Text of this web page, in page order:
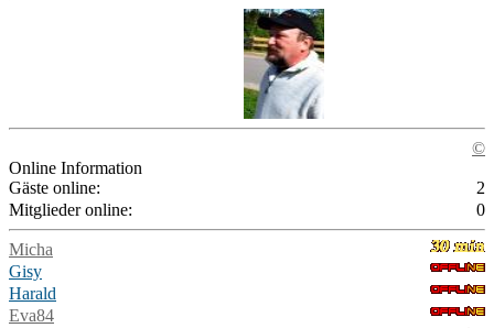
©
Online Information
Gäste online:
2
Mitglieder online:
0
Micha
Gisy
Harald
Eva84